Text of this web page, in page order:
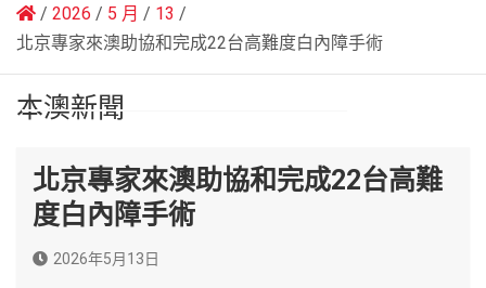
2026 5 月
13
北京專家來澳助協和完成22台高難度白內障手術
本澳新聞
北京專家來澳助協和完成22台高難
度白內障手術
2026年5月13日